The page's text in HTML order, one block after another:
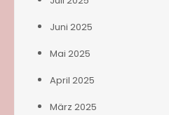
Juni 2025
Mai 2025
April 2025
März 2025